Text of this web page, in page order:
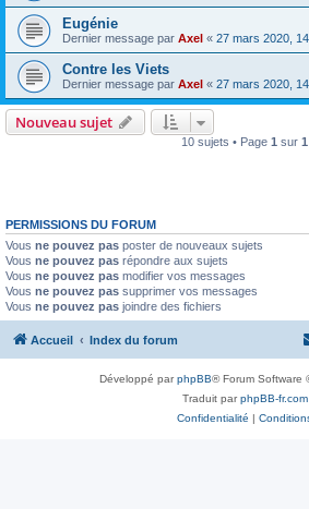
Eugénie
Dernier message par Axel « 27 mars 2020,
Contre les Viets
Dernier message par Axel « 27 mars 2020,
Nouveau sujet
10 sujets • Page 1 sur 1
PERMISSIONS DU FORUM
Vous ne pouvez pas poster de nouveaux sujets
Vous ne pouvez pas répondre aux sujets
Vous ne pouvez pas modifier vos messages
Vous ne pouvez pas supprimer vos messages
Vous ne pouvez pas joindre des fichiers
Accueil Index du forum
Développé parphpBB® Forum Software
Traduit parphpBB-fr.com
Confidentialité |